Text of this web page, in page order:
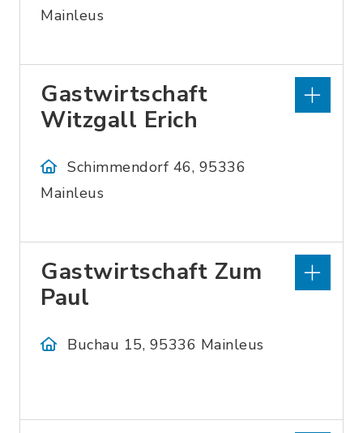
Mainleus
Gastwirtschaft
Witzgall Erich
Schimmendorf 46, 95336
Mainleus
Gastwirtschaft Zum
Paul
Buchau 15, 95336 Mainleus